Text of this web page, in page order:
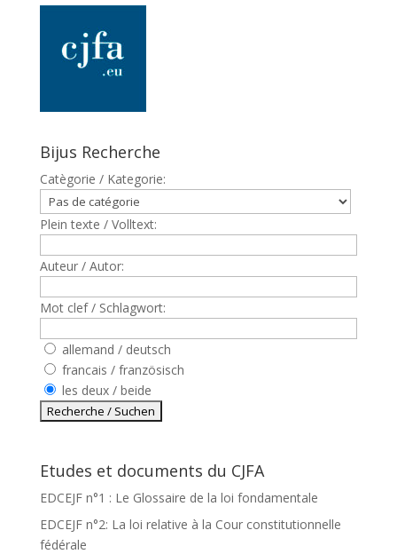
Bijus Recherche
Catègorie / Kategorie:
Plein texte / Volltext:
Auteur / Autor:
Mot clef / Schlagwort:
allemand / deutsch
francais / französisch
les deux / beide
Etudes et documents du CJFA
EDCEJF n°1 : Le Glossaire de la loi fondamentale
EDCEJF n°2: La loi relative à la Cour constitutionnelle
fédérale